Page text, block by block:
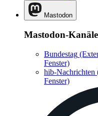
Mastodon
Mastodon-Kanäle
Bundestag
Fenster)
hib-Nachrichten
Fenster)